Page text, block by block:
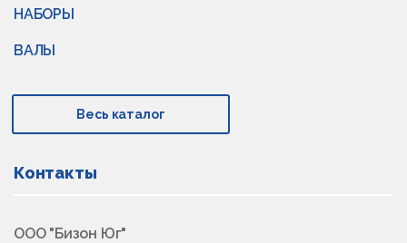
НАБОРЫ
ВАЛЫ
Весь каталог
Контакты
ООО "Бизон Юг"